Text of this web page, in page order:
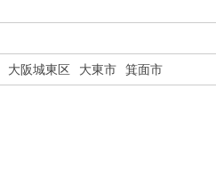
大阪城東区 大東市 箕面市